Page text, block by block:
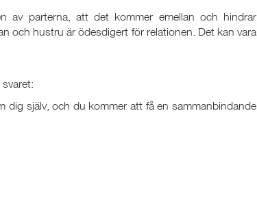
parterna, att det kommer emellan och hindrar
och hustru är ödesdigert för relationen. Det kan vara
dig själv, och du kommer att få en sammanbindande